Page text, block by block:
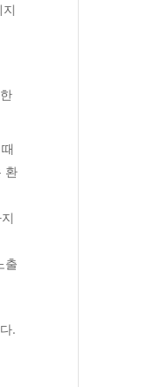
환
출
.